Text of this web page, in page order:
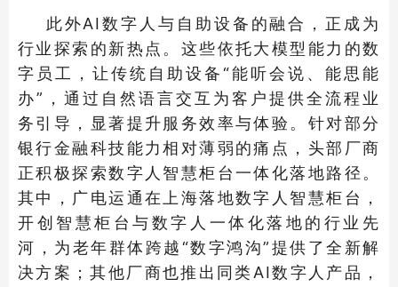
此外AI数字人与自助设备的融合，正成为
行业探索的新热点。这些依托大模型能力的数
字员工，让传统自助设备“能听会说、能思能
办”，通过自然语言交互为客户提供全流程业
务引导，显著提升服务效率与体验。针对部分
银行金融科技能力相对薄弱的痛点，头部厂商
正积极探索数字人智慧柜台一体化落地路径。
其中，广电运通在上海落地数字人智慧柜台，
开创智慧柜台与数字人一体化落地的行业先
河，为老年群体跨越“数字鸿沟”提供了全新解
决方案；其他厂商也推出同类AI数字人产品，